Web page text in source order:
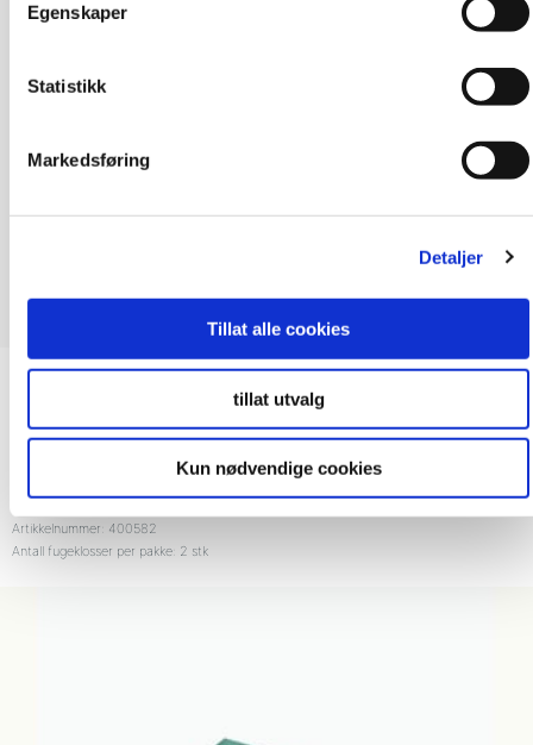
Egenskaper
Statistikk
Markedsføring
Detaljer
Tillat alle cookies
tillat utvalg
Kun nødvendige cookies
Fugekloss – Fibo Sealing Tools
Artikkelnummer: 400582
Antall fugeklosser per pakke: 2 stk